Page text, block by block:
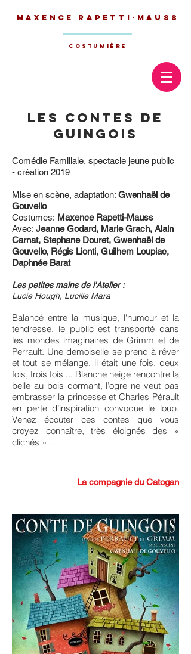
Maxence Rapetti-Mauss
Costumière
Les contes de
Guingois
Comédie Familiale, spectacle jeune public
- création 2019
Mise en scène, adaptation: Gwenhaël de
Gouvello
Costumes: Maxence Rapetti-Mauss
Avec: Jeanne Godard, Marie Grach, Alain
Carnat, Stephane Douret, Gwenhaël de
Gouvello, Régis Lionti, Guilhem Loupiac,
Daphnée Barat
Les petites mains de l'Atelier :
Lucie Hough, Lucille Mara
Balancé entre la musique, l'humour et la
tendresse, le public est transporté dans
les mondes imaginaires de Grimm et de
Perrault. Une demoiselle se prend à rêver
et tout se mélange, il était une fois, deux
fois, trois fois ... Blanche neige rencontre la
belle au bois dormant, l’ogre ne veut pas
embrasser la princesse et Charles Pérault
en perte d’inspiration convoque le loup.
Venez écouter ces contes que vous
croyez connaître, très éloignés des «
clichés »…
La compagnie du Catogan